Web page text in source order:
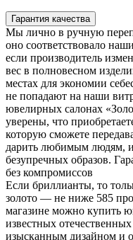
Гарантия качества
Мы лично в ручную
оно соответствовало
если производитель
вес в полновесном
местах для экономии
не попадают на наши
ювелирных салонах
уверены, что
которую сможете
дарить любимым людям,
безупречных образов.
без компромиссов
Если бриллианты, то
золото — не ниже 585
магазине можно купить
известных
изысканным дизайном и